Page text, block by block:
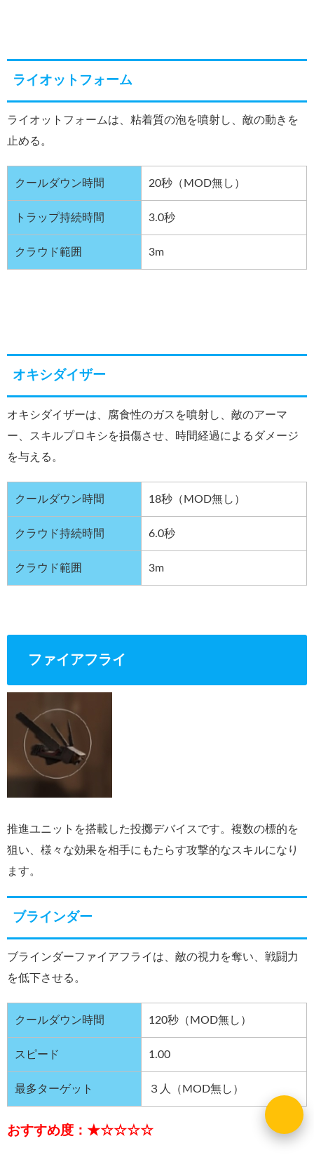
ライオットフォーム
ライオットフォームは、粘着質の泡を噴射し、敵の動きを
止める。
クールダウン時間 20秒（MOD無し）
トラップ持続時間 3.0秒
クラウド範囲 3m
オキシダイザー
オキシダイザーは、腐食性のガスを噴射し、敵のアーマ
ー、スキルプロキシを損傷させ、時間経過によるダメージ
を与える。
クールダウン時間 18秒（MOD無し）
クラウド持続時間 6.0秒
クラウド範囲 3m
ファイアフライ
推進ユニットを搭載した投擲デバイスです。複数の標的を
狙い、様々な効果を相手にもたらす攻撃的なスキルになり
ます。
ブラインダー
ブラインダーファイアフライは、敵の視力を奪い、戦闘力
を低下させる。
クールダウン時間 120秒（MOD無し）
スピード 1.00
最多ターゲット ３人（MOD無し）
おすすめ度：★☆☆☆☆